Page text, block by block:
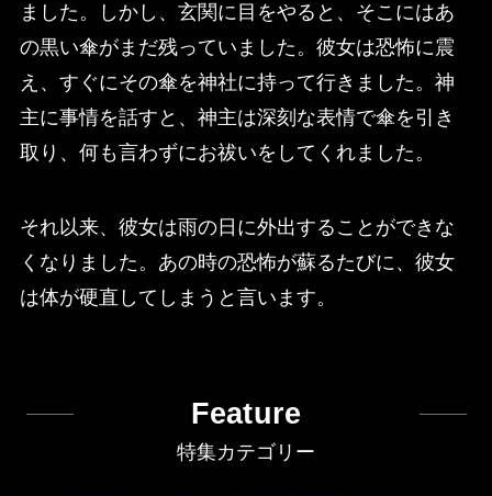
ました。しかし、玄関に目をやると、そこにはあ
の黒い傘がまだ残っていました。彼女は恐怖に震
え、すぐにその傘を神社に持って行きました。神
主に事情を話すと、神主は深刻な表情で傘を引き
取り、何も言わずにお祓いをしてくれました。
それ以来、彼女は雨の日に外出することができな
くなりました。あの時の恐怖が蘇るたびに、彼女
は体が硬直してしまうと言います。
Feature
特集カテゴリー